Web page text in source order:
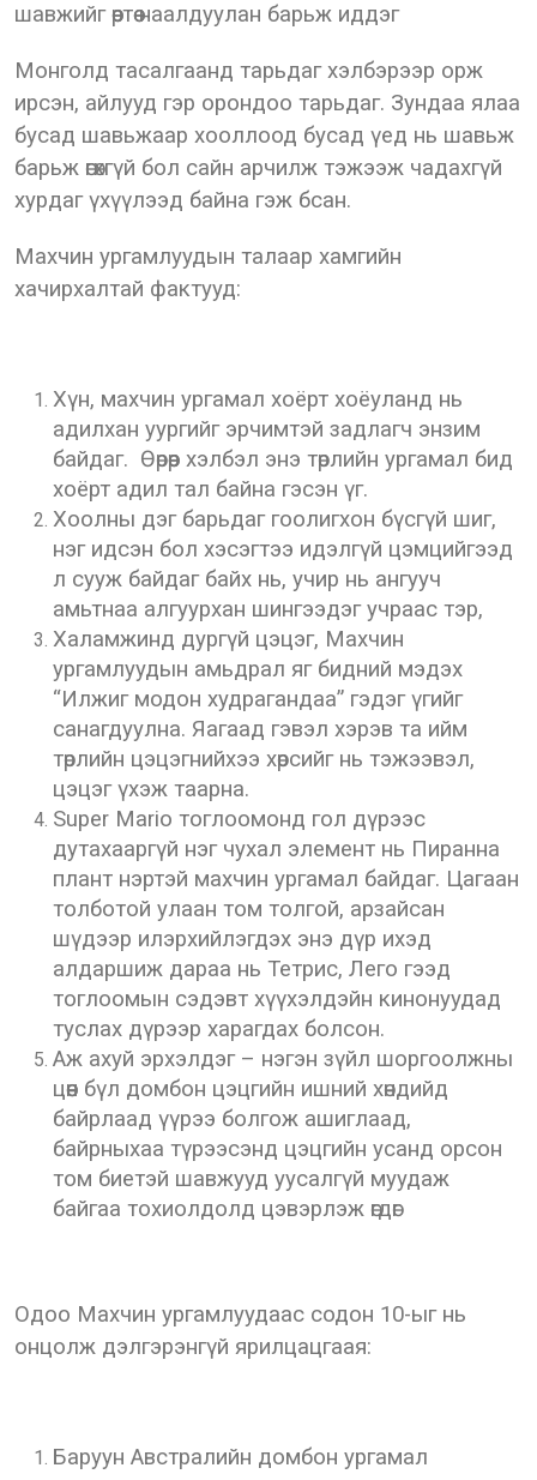
шавжийг өөртөө наалдуулан барьж иддэг
Монголд тасалгаанд тарьдаг хэлбэрээр орж
ирсэн, айлууд гэр орондоо тарьдаг. Зундаа ялаа
бусад шавьжаар хооллоод бусад үед нь шавьж
барьж өгөхгүй бол сайн арчилж тэжээж чадахгүй
хурдаг үхүүлээд байна гэж бсан.
Махчин ургамлуудын талаар хамгийн
хачирхалтай фактууд:
Хүн, махчин ургамал хоёрт хоёуланд нь
адилхан уургийг эрчимтэй задлагч энзим
байдаг. Өөрөөр хэлбэл энэ төрлийн ургамал бид
хоёрт адил тал байна гэсэн үг.
Хоолны дэг барьдаг гоолигхон бүсгүй шиг,
нэг идсэн бол хэсэгтээ идэлгүй цэмцийгээд
л сууж байдаг байх нь, учир нь ангууч
амьтнаа алгуурхан шингээдэг учраас тэр,
Халамжинд дургүй цэцэг, Махчин
ургамлуудын амьдрал яг бидний мэдэх
“Илжиг модон худрагандаа” гэдэг үгийг
санагдуулна. Яагаад гэвэл хэрэв та ийм
төрлийн цэцэгнийхээ хөрсийг нь тэжээвэл,
цэцэг үхэж таарна.
Super Mario тоглоомонд гол дүрээс
дутахааргүй нэг чухал элемент нь Пиранна
плант нэртэй махчин ургамал байдаг. Цагаан
толботой улаан том толгой, арзайсан
шүдээр илэрхийлэгдэх энэ дүр ихэд
алдаршиж дараа нь Тетрис, Лего гээд
тоглоомын сэдэвт хүүхэлдэйн кинонуудад
туслах дүрээр харагдах болсон.
Аж ахуй эрхэлдэг – нэгэн зүйл шоргоолжны
цөөн бүл домбон цэцгийн ишний хөндийд
байрлаад үүрээ болгож ашиглаад,
байрныхаа түрээсэнд цэцгийн усанд орсон
том биетэй шавжууд уусалгүй муудаж
байгаа тохиолдолд цэвэрлэж өгдөг
Одоо Махчин ургамлуудаас содон 10-ыг нь
онцолж дэлгэрэнгүй ярилцацгаая:
Баруун Австралийн домбон ургамал